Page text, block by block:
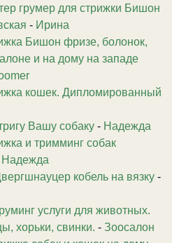
грумер для стрижки Бишон
- Ирина
Бишон фризе, болонок,
и на дому на западе
кошек. Дипломированный
Вашу собаку - Надежда
и тримминг собак
Надежда
кобель на вязку -
услуги для животных.
хорьки, свинки. - Зоосалон